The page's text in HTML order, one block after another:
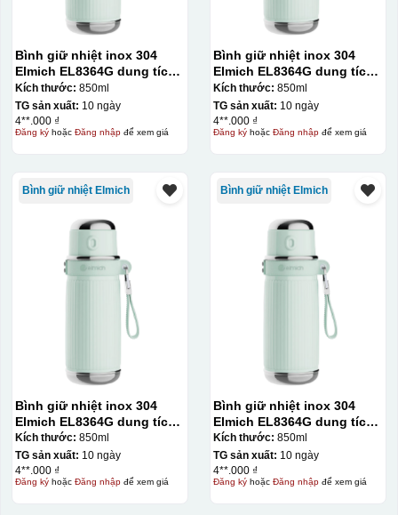
Bình giữ nhiệt inox 304
Elmich EL8364G dung tích
850ml
Kích thước: 850ml
TG sản xuất: 10 ngày
4**.000 ₫
Đăng kýhoặc Đăng nhậpđể xem giá
Bình giữ nhiệt inox 304
Elmich EL8364G dung tích
850ml
Kích thước: 850ml
TG sản xuất: 10 ngày
4**.000 ₫
Đăng kýhoặc Đăng nhậpđể xem giá
Bình giữ nhiệt Elmich
Bình giữ nhiệt inox 304
Elmich EL8364G dung tích
850ml
Kích thước: 850ml
TG sản xuất: 10 ngày
4**.000 ₫
Đăng kýhoặc Đăng nhậpđể xem giá
Bình giữ nhiệt Elmich
Bình giữ nhiệt inox 304
Elmich EL8364G dung tích
850ml
Kích thước: 850ml
TG sản xuất: 10 ngày
4**.000 ₫
Đăng kýhoặc Đăng nhậpđể xem giá